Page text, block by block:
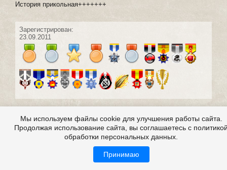
История прикольная+++++++
Зарегистрирован:
23.09.2011
#28 написал: naiduna
5 октября 2011 11:50
Мы используем файлы cookie для улучшения работы сайта.
Продолжая использование сайта, вы соглашаетесь с
обработки персональных данных.
Принимаю